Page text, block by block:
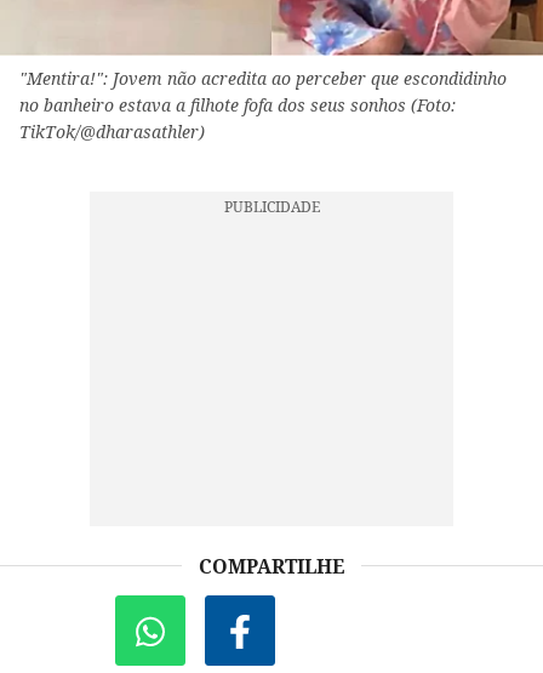
"Mentira!": Jovem não acredita ao perceber que escondidinho
no banheiro estava a filhote fofa dos seus sonhos (Foto:
TikTok/@dharasathler)
COMPARTILHE